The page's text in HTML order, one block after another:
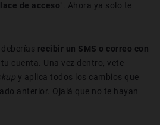
de acceso". Ahora ya solo te
recibir un SMS o correo con
cuenta. Una vez dentro, vete
y aplica todos los cambios que
anterior. Ojalá que no te hayan